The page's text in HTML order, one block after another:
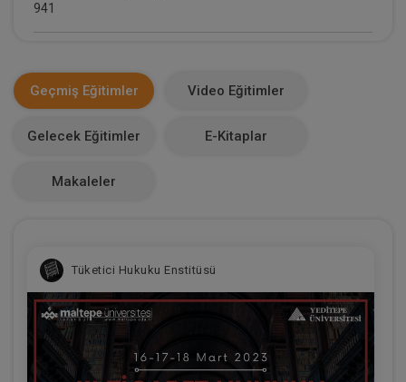
941
0
0
Geçmiş Eğitimler Video Eğitimler
Gelecek Eğitimler E-Kitaplar
Makaleler
Tüketici Hukuku Enstitüsü